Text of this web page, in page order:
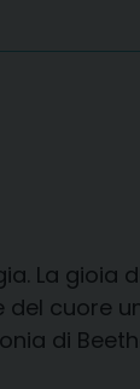
La gioia
del cuore
di